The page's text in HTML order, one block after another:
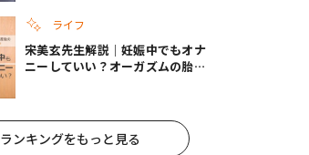
ライフ
宋美玄先生解説｜妊娠中でもオナ
ニーしていい？オーガズムの胎児
ランキングをもっと見る